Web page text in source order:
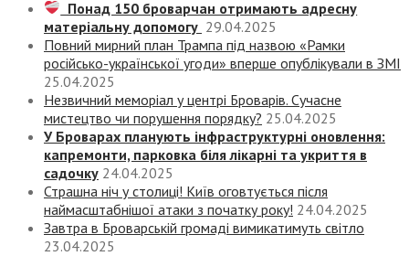
Понад 150 броварчан отримають адресну
матеріальну допомогу 29.04.2025
Повний мирний план Трампа під назвою «‎Рамки
російсько-української угоди» вперше опублікували в ЗМІ
25.04.2025
Незвичний меморіал у центрі Броварів. Сучасне
мистецтво чи порушення порядку? 25.04.2025
У Броварах планують інфраструктурні оновлення:
капремонти, парковка біля лікарні та укриття в
садочку 24.04.2025
Страшна ніч у столиці! Київ оговтується після
наймасштабнішої атаки з початку року! 24.04.2025
Завтра в Броварській громаді вимикатимуть світло
23.04.2025